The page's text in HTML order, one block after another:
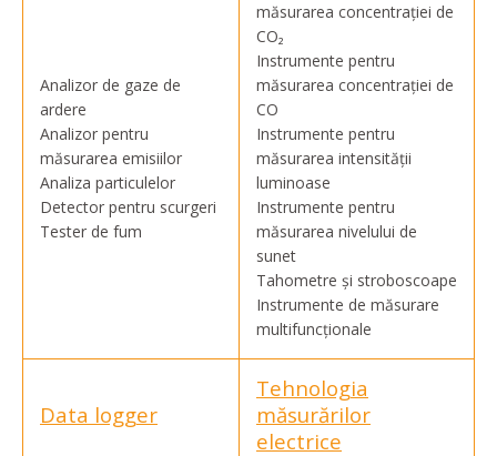
Analizor de gaze de
ardere
Analizor pentru
măsurarea emisiilor
Analiza particulelor
Detector pentru scurgeri
Tester de fum
măsurarea concentrației de
CO₂
Instrumente pentru
măsurarea concentrației de
CO
Instrumente pentru
măsurarea intensității
luminoase
Instrumente pentru
măsurarea nivelului de
sunet
Tahometre și stroboscoape
Instrumente de măsurare
multifuncționale
Data logger
Tehnologia
măsurărilor
electrice